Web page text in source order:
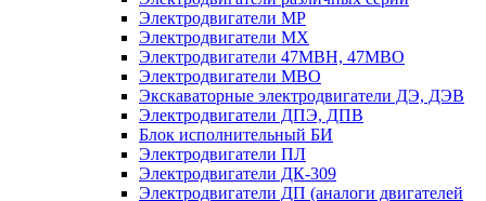
Электродвигатели МР
Электродвигатели MX
Электродвигатели 47MBH, 47МВО
Электродвигатели MBO
Экскаваторные электродвигатели ДЭ, ДЭВ
Электродвигатели ДПЭ, ДПВ
Блок исполнительный БИ
Электродвигатели ПЛ
Электродвигатели ДК-309
Электродвигатели ДП (аналоги двигателей